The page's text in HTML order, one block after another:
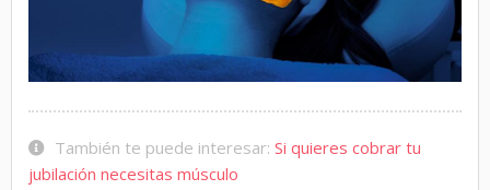
También te puede interesar: Si quieres cobrar tu
jubilación necesitas músculo